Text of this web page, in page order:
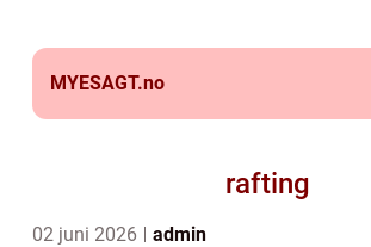
MYESAGT.no
rafting
02 juni 2026 admin